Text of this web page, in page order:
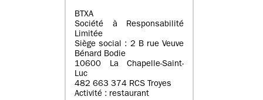
BTXA
Société à Responsabilité
Limitée
Siège social : 2 B rue Veuve
Bénard Bodie
10600 La Chapelle-Saint-
Luc
482 663 374 RCS Troyes
Activité : restaurant